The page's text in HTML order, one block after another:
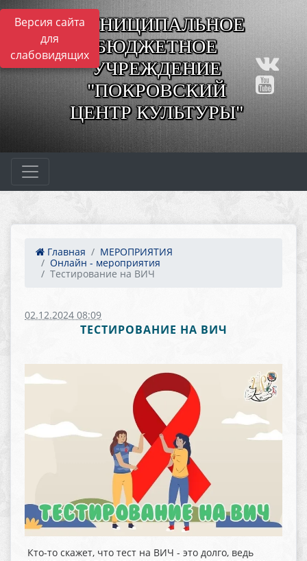
Версия сайта
для
слабовидящих
МУНИЦИПАЛЬНОЕ
БЮДЖЕТНОЕ
УЧРЕЖДЕНИЕ
"ПОКРОВСКИЙ
ЦЕНТР КУЛЬТУРЫ"
Главная
МЕРОПРИЯТИЯ
Онлайн - мероприятия
Тестирование на ВИЧ
02.12.2024 08:09
ТЕСТИРОВАНИЕ НА ВИЧ
Кто-то скажет, что тест на ВИЧ - это долго, ведь